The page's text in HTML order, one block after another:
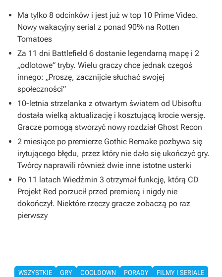
Ma tylko 8 odcinków i jest już w top 10 Prime Video.
Nowy wakacyjny serial z ponad 90% na Rotten
Tomatoes
Za 11 dni Battlefield 6 dostanie legendarną mapę i 2
„odlotowe” tryby. Wielu graczy chce jednak czegoś
innego: „Proszę, zacznijcie słuchać swojej
społeczności”
10-letnia strzelanka z otwartym światem od Ubisoftu
dostała wielką aktualizację i kosztującą krocie wersję.
Gracze pomogą stworzyć nowy rozdział Ghost Recon
2 miesiące po premierze Gothic Remake pozbywa się
irytującego błędu, przez który nie dało się ukończyć gry.
Twórcy naprawili również dwie inne istotne usterki
Po 11 latach Wiedźmin 3 otrzymał funkcję, którą CD
Projekt Red porzucił przed premierą i nigdy nie
dokończył. Niektóre rzeczy gracze zobaczą po raz
pierwszy
WSZYSTKIE GRY COOLDOWN PORADY
FILMY I SERIALE